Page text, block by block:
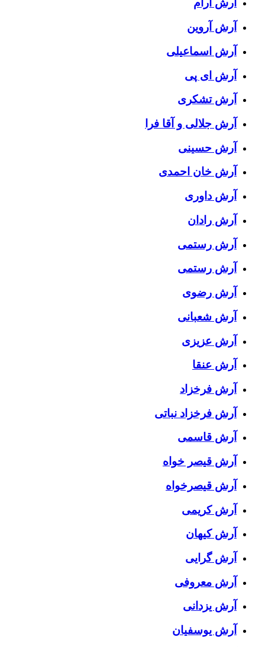
آرش آرام
آرش آروین
آرش اسماعیلی
آرش ای پی
آرش تشکری
آرش جلالی و آقا فرا
آرش حسینی
آرش خان احمدی
آرش داوری
آرش رادان
آرش رستمى
آرش رستمی
آرش رضوی
آرش شعبانی
آرش عزیزی
آرش عنقا
آرش فرخزاد
آرش فرخزاد نباتی
آرش قاسمی
آرش قیصر خواه
آرش قیصرخواه
آرش کریمی
آرش کیهان
آرش گرایی
آرش معروفی
آرش یزدانی
آرش یوسفیان